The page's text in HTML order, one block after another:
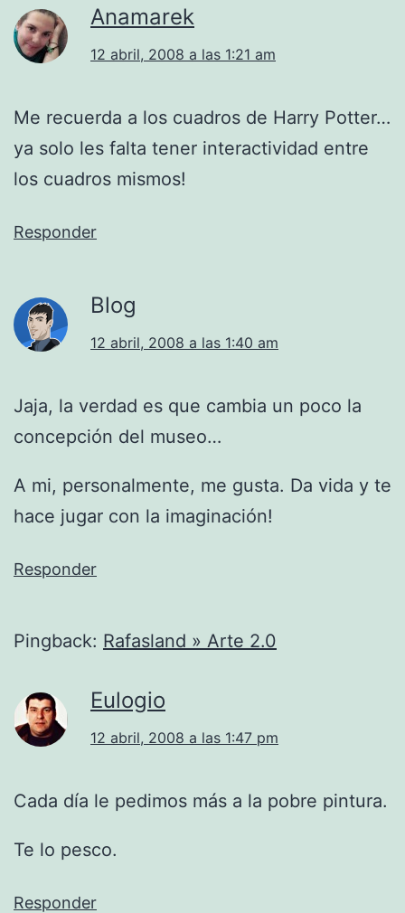
Anamarek
12 abril, 2008 a las 1:21 am
Me recuerda a los cuadros de Harry Potter…
ya solo les falta tener interactividad entre
los cuadros mismos!
Responder
Blog
12 abril, 2008 a las 1:40 am
Jaja, la verdad es que cambia un poco la
concepción del museo…
A mi, personalmente, me gusta. Da vida y te
hace jugar con la imaginación!
Responder
Pingback: Rafasland » Arte 2.0
Eulogio
12 abril, 2008 a las 1:47 pm
Cada día le pedimos más a la pobre pintura.
Te lo pesco.
Responder